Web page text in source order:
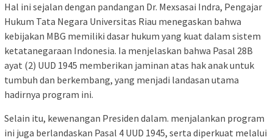
Hal ini sejalan dengan pandangan Dr. Mexsasai Indra, Pengajar
Hukum Tata Negara Universitas Riau menegaskan bahwa
kebijakan MBG memiliki dasar hukum yang kuat dalam sistem
ketatanegaraan Indonesia. Ia menjelaskan bahwa Pasal 28B
ayat (2) UUD 1945 memberikan jaminan atas hak anak untuk
tumbuh dan berkembang, yang menjadi landasan utama
hadirnya program ini.
Selain itu, kewenangan Presiden dalam. menjalankan program
ini juga berlandaskan Pasal 4 UUD 1945, serta diperkuat melalui